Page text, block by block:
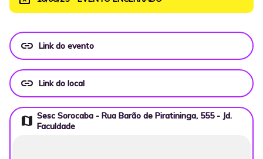
link Link do evento
link Link do local
map Sesc Sorocaba - Rua Barão de Piratininga, 555 - Jd.
Faculdade